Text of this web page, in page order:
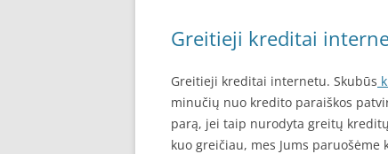
Greitieji kreditai
Greitieji kreditai internetu. Skubūs
minučių nuo kredito paraiškos
parą, jei taip nurodyta greitų
kuo greičiau, mes Jums